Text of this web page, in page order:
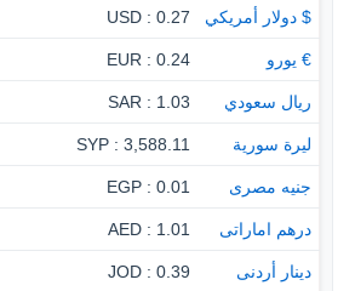
$ دولار أمريكي 0.27 : USD
€ يورو 0.24 : EUR
ريال سعودي 1.03 : SAR
ليرة سورية 3,588.11 : SYP
جنيه مصرى 0.01 : EGP
درهم اماراتى 1.01 : AED
دينار أردنى 0.39 : JOD